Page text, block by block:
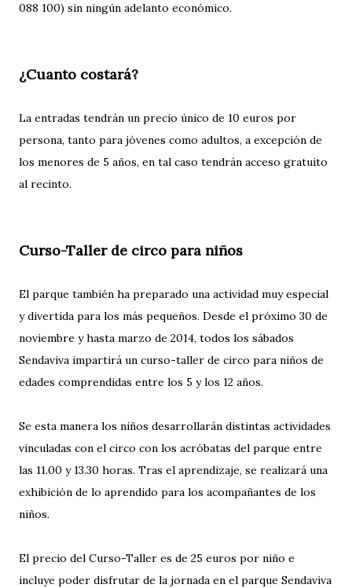
088 100) sin ningún adelanto económico.
¿Cuanto costará?
La entradas tendrán un precio único de 10 euros por
persona, tanto para jóvenes como adultos, a excepción de
los menores de 5 años, en tal caso tendrán acceso gratuito
al recinto.
Curso-Taller de circo para niños
El parque también ha preparado una actividad muy especial
y divertida para los más pequeños. Desde el próximo 30 de
noviembre y hasta marzo de 2014, todos los sábados
Sendaviva impartirá un curso-taller de circo para niños de
edades comprendidas entre los 5 y los 12 años.
Se esta manera los niños desarrollarán distintas actividades
vinculadas con el circo con los acróbatas del parque entre
las 11.00 y 13.30 horas. Tras el aprendizaje, se realizará una
exhibición de lo aprendido para los acompañantes de los
niños.
El precio del Curso-Taller es de 25 euros por niño e
incluye poder disfrutar de la jornada en el parque Sendaviva